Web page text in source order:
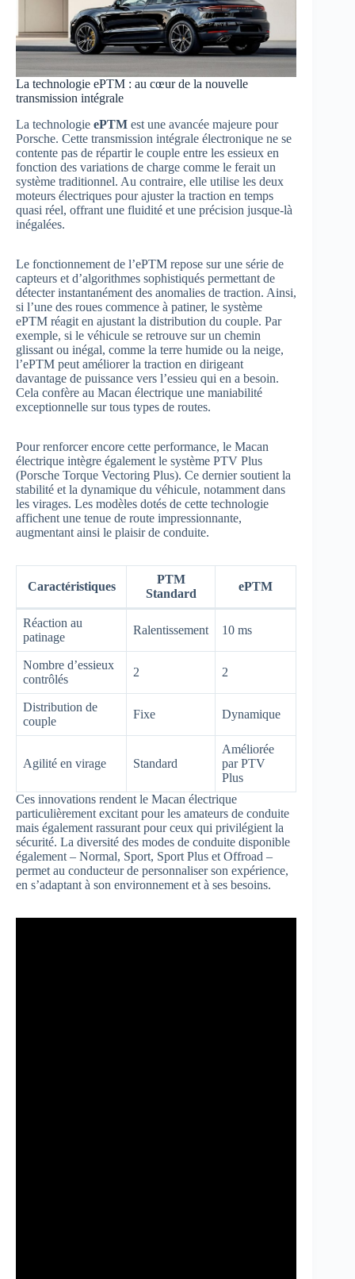
La technologie ePTM : au cœur de la nouvelle
transmission intégrale
La technologie ePTM est une avancée majeure pour
Porsche. Cette transmission intégrale électronique ne se
contente pas de répartir le couple entre les essieux en
fonction des variations de charge comme le ferait un
système traditionnel. Au contraire, elle utilise les deux
moteurs électriques pour ajuster la traction en temps
quasi réel, offrant une fluidité et une précision jusque-là
inégalées.
Le fonctionnement de l’ePTM repose sur une série de
capteurs et d’algorithmes sophistiqués permettant de
détecter instantanément des anomalies de traction. Ainsi,
si l’une des roues commence à patiner, le système
ePTM réagit en ajustant la distribution du couple. Par
exemple, si le véhicule se retrouve sur un chemin
glissant ou inégal, comme la terre humide ou la neige,
l’ePTM peut améliorer la traction en dirigeant
davantage de puissance vers l’essieu qui en a besoin.
Cela confère au Macan électrique une maniabilité
exceptionnelle sur tous types de routes.
Pour renforcer encore cette performance, le Macan
électrique intègre également le système PTV Plus
(Porsche Torque Vectoring Plus). Ce dernier soutient la
stabilité et la dynamique du véhicule, notamment dans
les virages. Les modèles dotés de cette technologie
affichent une tenue de route impressionnante,
augmentant ainsi le plaisir de conduite.
Caractéristiques
PTM
Standard
ePTM
Réaction au
patinage
Ralentissement 10 ms
Nombre d’essieux
contrôlés
2 2
Distribution de
couple
Fixe Dynamique
Agilité en virage Standard
Améliorée
par PTV
Plus
Ces innovations rendent le Macan électrique
particulièrement excitant pour les amateurs de conduite
mais également rassurant pour ceux qui privilégient la
sécurité. La diversité des modes de conduite disponible
également – Normal, Sport, Sport Plus et Offroad –
permet au conducteur de personnaliser son expérience,
en s’adaptant à son environnement et à ses besoins.